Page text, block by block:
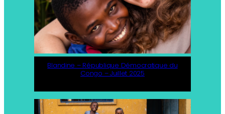
Blandine – République Démocratique du
Congo – Juillet 2025